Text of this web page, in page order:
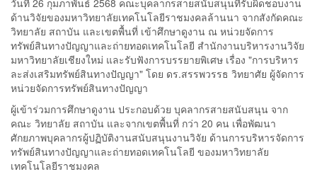
วันที่ 26 กุมภาพันธ์ 2568 คณะบุคลากรสายสนับสนุนที่รับผิดชอบงาน
ด้านวิจัยของมหาวิทยาลัยเทคโนโลยีราชมงคลล้านนา จากสังกัดคณะ
วิทยาลัย สถาบัน และเขตพื้นที่ เข้าศึกษาดูงาน ณ หน่วยจัดการ
ทรัพย์สินทางปัญญาและถ่ายทอดเทคโนโลยี สำนักงานบริหารงานวิจัย
มหาวิทยาลัยเชียงใหม่ และรับฟังการบรรยายพิเศษ เรื่อง "การบริหาร
ละส่งเสริมทรัพย์สินทางปัญญา" โดย ดร.สรรพวรรธ วิทยาศัย ผู้จัดการ
หน่วยจัดการทรัพย์สินทางปัญญา
ผู้เข้าร่วมการศึกษาดูงาน ประกอบด้วย บุคลากรสายสนับสนุน จาก
คณะ วิทยาลัย สถาบัน และจากเขตพื้นที่ กว่า 20 คน เพื่อพัฒนา
ศักยภาพบุคลากรผู้ปฏิบัติงานสนับสนุนงานวิจัย ด้านการบริหารจัดการ
ทรัพย์สินทางปัญญาและถ่ายทอดเทคโนโลยี ของมหาวิทยาลัย
เทคโนโลยีราชมงคล